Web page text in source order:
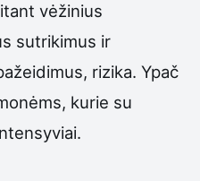
vėžinius
sutrikimus ir
rizika. Ypač
kurie su